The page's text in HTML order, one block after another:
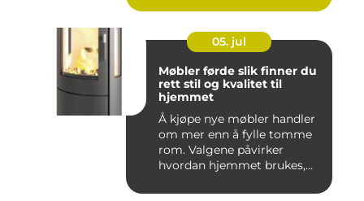
05. jul
Møbler førde slik finner du
rett stil og kvalitet til
hjemmet
Å kjøpe nye møbler handler
om mer enn å fylle tomme
rom. Valgene påvirker
hvordan hjemmet brukes,